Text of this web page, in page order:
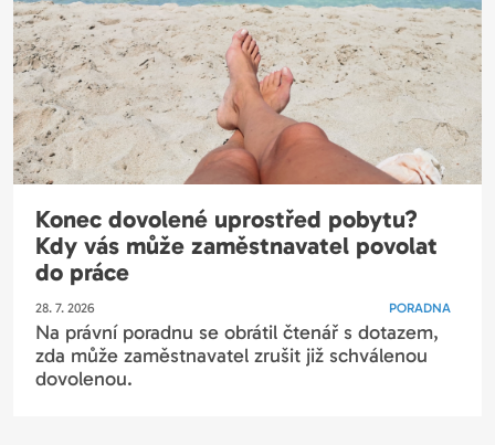
Konec dovolené uprostřed pobytu?
Kdy vás může zaměstnavatel povolat
do práce
28. 7. 2026 PORADNA
Na právní poradnu se obrátil čtenář s dotazem,
zda může zaměstnavatel zrušit již schválenou
dovolenou.